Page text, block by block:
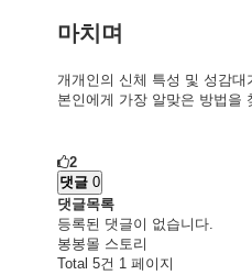
마치며
개개인의 신체 특성 및 성감
본인에게 가장 알맞은 방법을
2
댓글 0
댓글목록
등록된 댓글이 없습니다.
봉봉몰 스토리
Total 5건 1 페이지